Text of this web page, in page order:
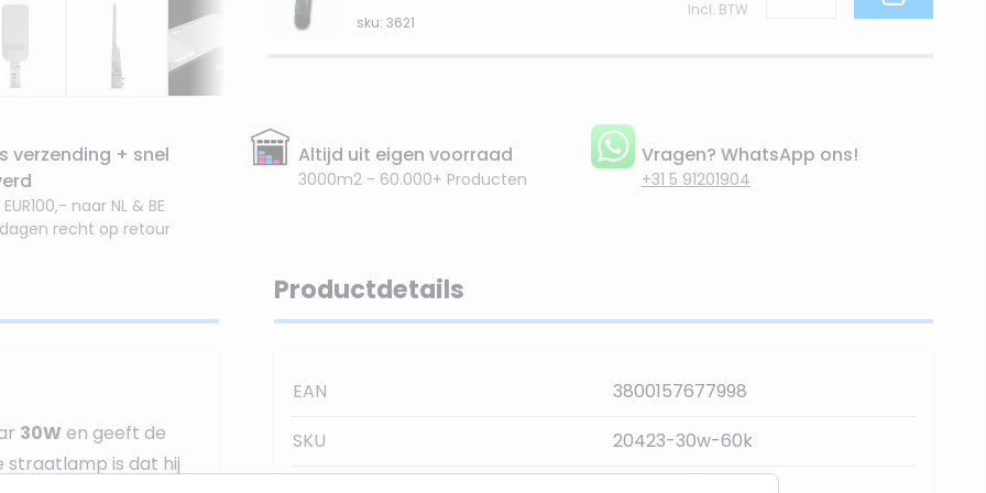
sku: 3621
Incl. BTW
verzending + snel
naar NL & BE
recht op retour
Altijd uit eigen voorraad
3000m2 - 60.000+ Producten
Vragen? WhatsApp ons!
+31 5 91201904
30Wen geeft de
straatlamp is dat hij
Productdetails
EAN
3800157677998
SKU
20423-30w-60k